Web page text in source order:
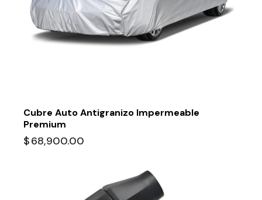
Cubre Auto Antigranizo Impermeable
Premium
$68,900.00